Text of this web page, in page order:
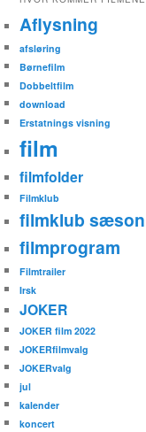
Aflysning
afsløring
Børnefilm
Dobbeltfilm
download
Erstatnings visning
film
filmfolder
Filmklub
filmklub sæson
filmprogram
Filmtrailer
Irsk
JOKER
JOKER film 2022
JOKERfilmvalg
JOKERvalg
jul
kalender
koncert